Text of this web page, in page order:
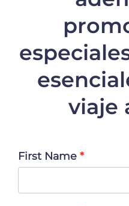
viaje
First Name